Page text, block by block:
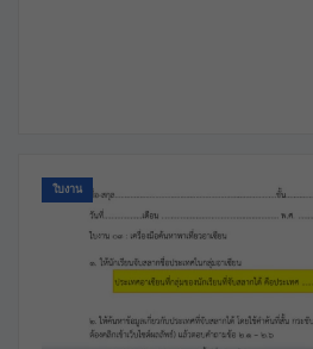
ใบงาน